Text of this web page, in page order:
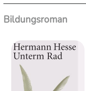
Bildungsroman